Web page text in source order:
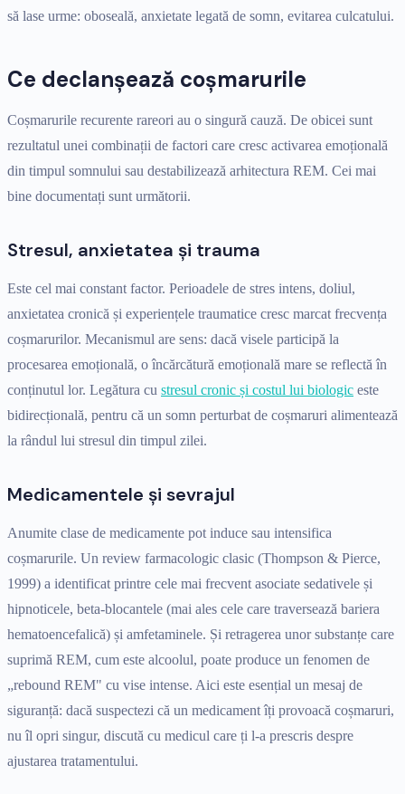
să lase urme: oboseală, anxietate legată de somn, evitarea culcatului.
Ce declanșează coșmarurile
Coșmarurile recurente rareori au o singură cauză. De obicei sunt
rezultatul unei combinații de factori care cresc activarea emoțională
din timpul somnului sau destabilizează arhitectura REM. Cei mai
bine documentați sunt următorii.
Stresul, anxietatea și trauma
Este cel mai constant factor. Perioadele de stres intens, doliul,
anxietatea cronică și experiențele traumatice cresc marcat frecvența
coșmarurilor. Mecanismul are sens: dacă visele participă la
procesarea emoțională, o încărcătură emoțională mare se reflectă în
conținutul lor. Legătura cu stresul cronic și costul lui biologic este
bidirecțională, pentru că un somn perturbat de coșmaruri alimentează
la rândul lui stresul din timpul zilei.
Medicamentele și sevrajul
Anumite clase de medicamente pot induce sau intensifica
coșmarurile. Un review farmacologic clasic (Thompson & Pierce,
1999) a identificat printre cele mai frecvent asociate sedativele și
hipnoticele, beta-blocantele (mai ales cele care traversează bariera
hematoencefalică) și amfetaminele. Și retragerea unor substanțe care
suprimă REM, cum este alcoolul, poate produce un fenomen de
„rebound REM" cu vise intense. Aici este esențial un mesaj de
siguranță: dacă suspectezi că un medicament îți provoacă coșmaruri,
nu îl opri singur, discută cu medicul care ți l-a prescris despre
ajustarea tratamentului.